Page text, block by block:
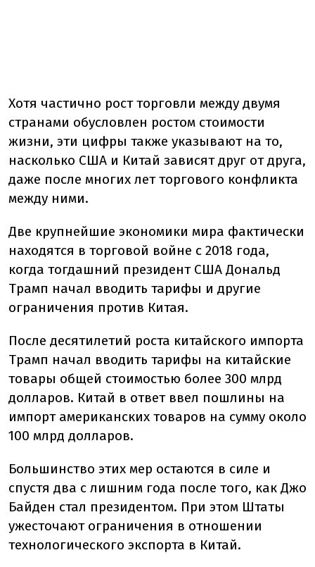
Хотя частично рост торговли между двумя
странами обусловлен ростом стоимости
жизни, эти цифры также указывают на то,
насколько США и Китай зависят друг от друга,
даже после многих лет торгового конфликта
между ними.
Две крупнейшие экономики мира фактически
находятся в торговой войне с 2018 года,
когда тогдашний президент США Дональд
Трамп начал вводить тарифы и другие
ограничения против Китая.
После десятилетий роста китайского импорта
Трамп начал вводить тарифы на китайские
товары общей стоимостью более 300 млрд
долларов. Китай в ответ ввел пошлины на
импорт американских товаров на сумму около
100 млрд долларов.
Большинство этих мер остаются в силе и
спустя два с лишним года после того, как Джо
Байден стал президентом. При этом Штаты
ужесточают ограничения в отношении
технологического экспорта в Китай.